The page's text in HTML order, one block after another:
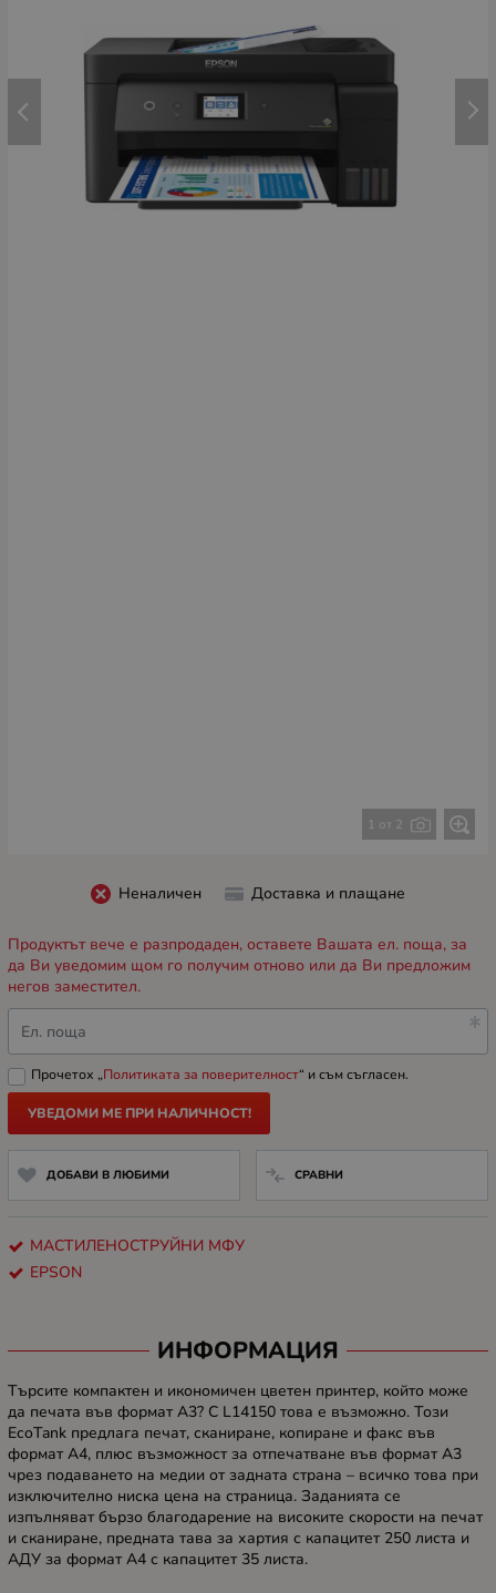
1 от 2
Неналичен Доставка и плащане
Продуктът вече е разпродаден, оставете Вашата ел. поща, за
да Ви уведомим щом го получим отново или да Ви предложим
негов заместител.
Ел. поща
Прочетох „Политиката за поверителност“ и съм съгласен.
УВЕДОМИ МЕ ПРИ НАЛИЧНОСТ!
ДОБАВИ В ЛЮБИМИ СРАВНИ
МАСТИЛЕНОСТРУЙНИ МФУ
EPSON
ИНФОРМАЦИЯ
Търсите компактен и икономичен цветен принтер, който може
да печата във формат A3? С L14150 това е възможно. Този
EcoTank предлага печат, сканиране, копиране и факс във
формат A4, плюс възможност за отпечатване във формат A3
чрез подаването на медии от задната страна – всичко това при
изключително ниска цена на страница. Заданията се
изпълняват бързо благодарение на високите скорости на печат
и сканиране, предната тава за хартия с капацитет 250 листа и
АДУ за формат A4 с капацитет 35 листа.